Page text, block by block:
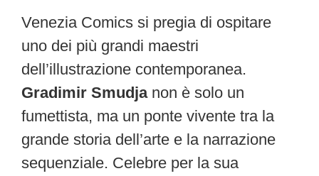
Venezia Comics si pregia di ospitare
uno dei più grandi maestri
dell’illustrazione contemporanea.
Gradimir Smudjanon è solo un
fumettista, ma un ponte vivente tra la
grande storia dell’arte e la narrazione
sequenziale. Celebre per la sua